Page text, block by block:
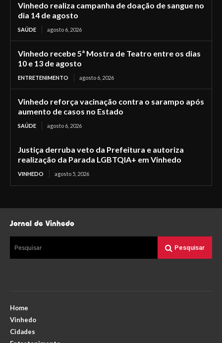
Vinhedo realiza campanha de doação de sangue no
dia 14 de agosto
SAÚDE agosto 6, 2026
Vinhedo recebe 5ª Mostra de Teatro entre os dias
10 e 13 de agosto
ENTRETENIMENTO agosto 6, 2026
Vinhedo reforça vacinação contra o sarampo após
aumento de casos no Estado
SAÚDE agosto 6, 2026
Justiça derruba veto da Prefeitura e autoriza
realização da Parada LGBTQIA+ em Vinhedo
VINHEDO agosto 5, 2026
Jornal de Vinhedo
Pesquisar Pesquisar
Home
Vinhedo
Cidades